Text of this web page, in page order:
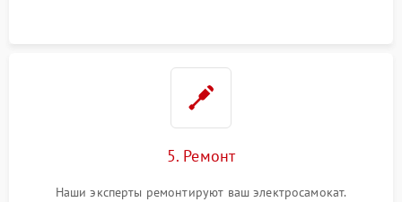
5. Ремонт
Наши эксперты ремонтируют ваш электросамокат.